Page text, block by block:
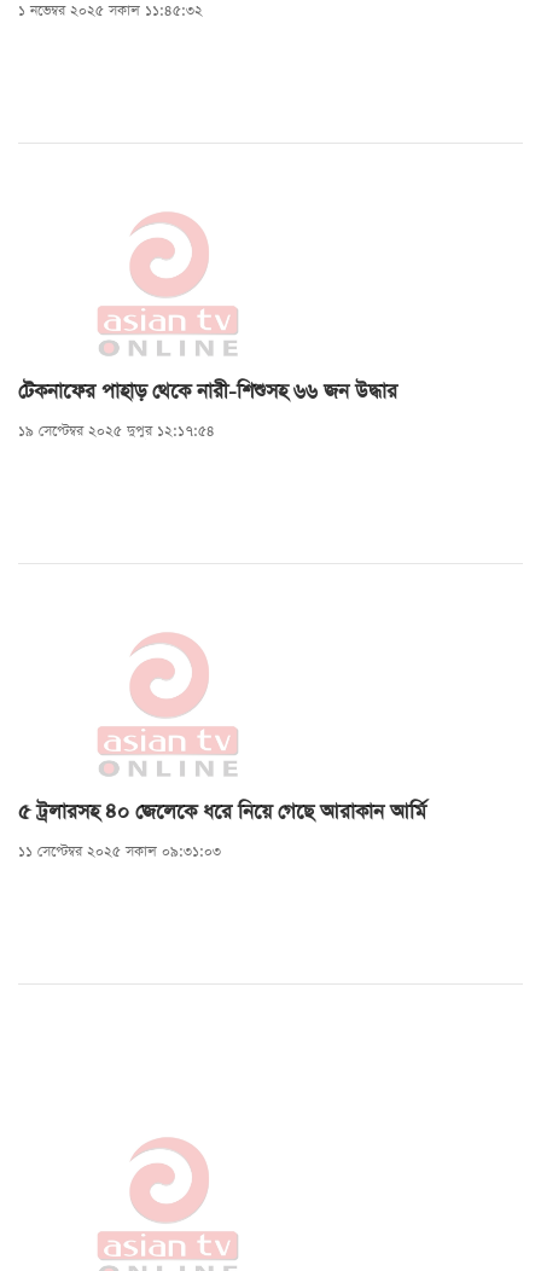
১ নভেম্বর ২০২৫ সকাল ১১:৪৫:৩২
টেকনাফের পাহাড় থেকে নারী-শিশুসহ ৬৬ জন উদ্ধার
১৯ সেপ্টেম্বর ২০২৫ দুপুর ১২:১৭:৫৪
৫ ট্রলারসহ ৪০ জেলেকে ধরে নিয়ে গেছে আরাকান আর্মি
১১ সেপ্টেম্বর ২০২৫ সকাল ০৯:৩১:০৩